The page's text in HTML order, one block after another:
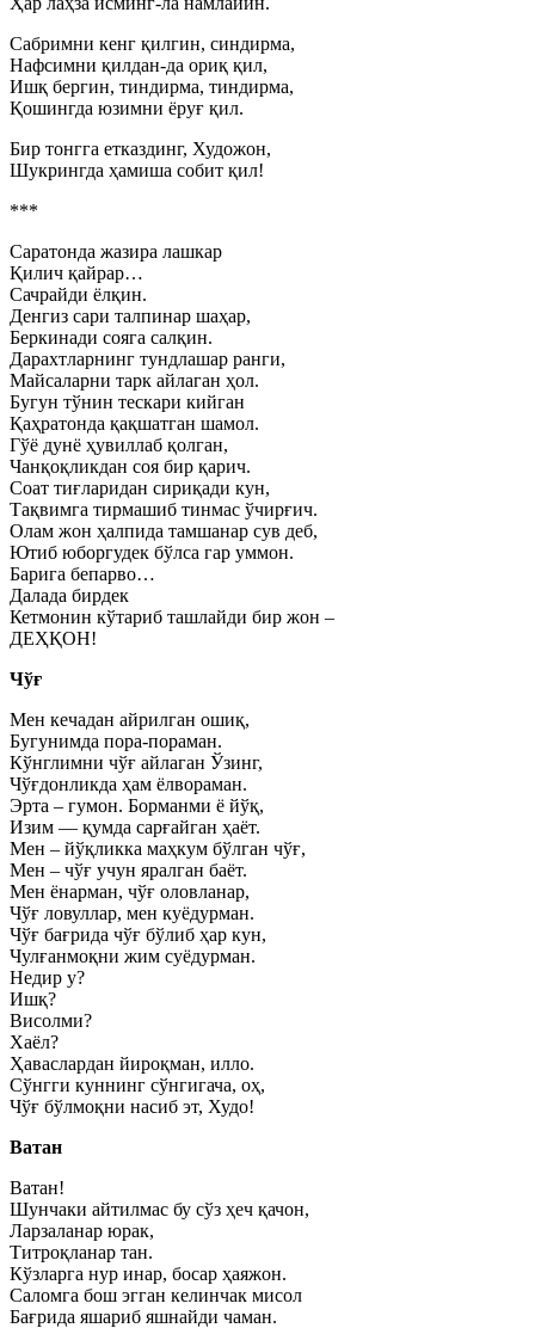
Сабримни кенг қилгин, синдирма,
Нафсимни қилдан-да ориқ қил,
Ишқ бергин, тиндирма, тиндирма,
Қошингда юзимни ёруғ қил.
Бир тонгга етказдинг, Художон,
Шукрингда ҳамиша собит қил!
***
Саратонда жазира лашкар
Қилич қайрар…
Сачрайди ёлқин.
Денгиз сари талпинар шаҳар,
Беркинади сояга салқин.
Дарахтларнинг тундлашар ранги,
Майсаларни тарк айлаган ҳол.
Бугун тўнин тескари кийган
Қаҳратонда қақшатган шамол.
Гўё дунё ҳувиллаб қолган,
Чанқоқликдан соя бир қарич.
Соат тиғларидан сириқади кун,
Тақвимга тирмашиб тинмас ўчирғич.
Олам жон ҳалпида тамшанар сув деб,
Ютиб юборгудек бўлса гар уммон.
Барига бепарво…
Далада бирдек
Кетмонин кўтариб ташлайди бир жон –
ДЕҲҚОН!
Чўғ
Мен кечадан айрилган ошиқ,
Бугунимда пора-пораман.
Кўнглимни чўғ айлаган Ўзинг,
Чўғдонликда ҳам ёлвораман.
Эрта – гумон. Борманми ё йўқ,
Изим — қумда сарғайган ҳаёт.
Мен – йўқликка маҳкум бўлган чўғ,
Мен – чўғ учун яралган баёт.
Мен ёнарман, чўғ оловланар,
Чўғ ловуллар, мен куёдурман.
Чўғ бағрида чўғ бўлиб ҳар кун,
Чулғанмоқни жим суёдурман.
Недир у?
Ишқ?
Висолми?
Хаёл?
Ҳаваслардан йироқман, илло.
Сўнгги куннинг сўнгигача, оҳ,
Чўғ бўлмоқни насиб эт, Худо!
Ватан
Ватан!
Шунчаки айтилмас бу сўз ҳеч қачон,
Ларзаланар юрак,
Титроқланар тан.
Кўзларга нур инар, босар ҳаяжон.
Саломга бош эгган келинчак мисол
Бағрида яшариб яшнайди чаман.